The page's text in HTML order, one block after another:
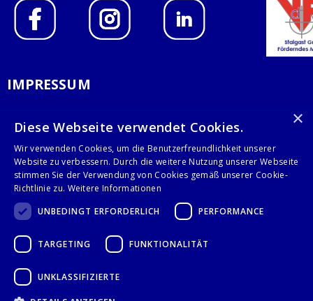
IMPRESSUM
AGB
KONTAKT
Stalgast GmbH
28359 Bremen
+49 421 408844-0
×
Diese Webseite verwendet Cookies.
Wir verwenden Cookies, um die Benutzerfreundlichkeit unserer
Website zu verbessern. Durch die weitere Nutzung unserer Webseite
stimmen Sie der Verwendung von Cookies gemäß unserer Cookie-
Richtlinie zu. Weitere Informationen
UNBEDINGT ERFORDERLICH
PERFORMANCE
TARGETING FUNKTIONALITÄT
UNKLASSIFIZIERTE